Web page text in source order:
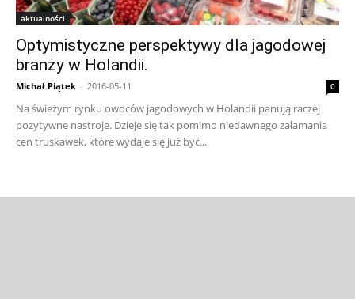
aktualności
Optymistyczne perspektywy dla jagodowej
branży w Holandii.
Michał Piątek - 2016-05-11 0
Na świeżym rynku owoców jagodowych w Holandii panują raczej
pozytywne nastroje. Dzieje się tak pomimo niedawnego załamania
cen truskawek, które wydaje się już być...